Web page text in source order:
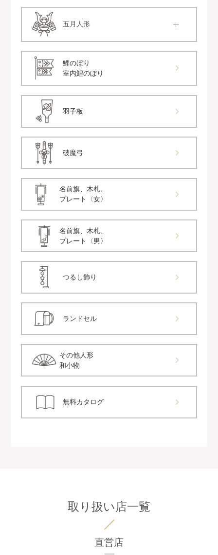
五月人形
鯉のぼり
室内鯉のぼり
羽子板
破魔弓
名前旗、木札、
プレート〈女〉
名前旗、木札、
プレート〈男〉
つるし飾り
ランドセル
その他人形
和小物
無料カタログ
取り扱い店一覧
直営店